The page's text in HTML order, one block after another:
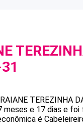
TEREZINHA
meses e 17 dias e
é